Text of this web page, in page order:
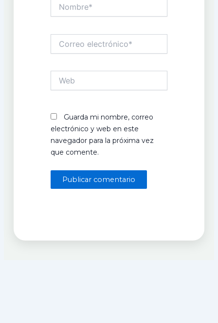
electrónico*
Guarda mi nombre, correo
electrónico y web en este
navegador para la próxima vez
que comente.